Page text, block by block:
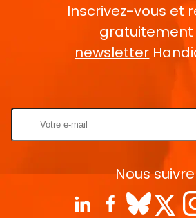
Inscrivez-vous et
gratuitement
newsletter
Nous suivre